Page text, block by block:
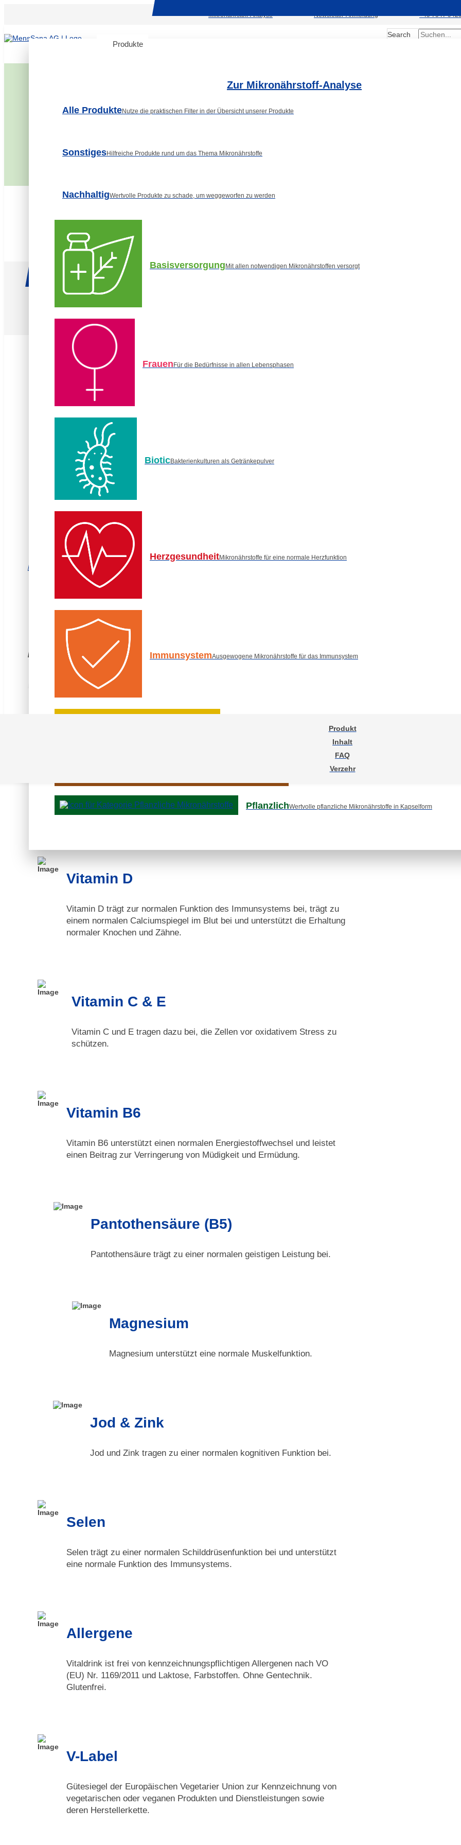
Mikronährstoff-Analyse Newsletter-Anmeldung +49 7947
Produkte
Search
Vitaldrink (500 ml)
21,45 €
42,90 € / l
Leckerer Saft mit erfrischendem Orangengeschmack
Aus 2 wird 1: der Vitaldrink Erwachsene und der Vitaldrink Kinder sind nun als
Günstige Basisversorgung mit allen wichtigen Vitaminen und Mineralstoffen
Vitamin D trägt zur normalen Funktion des Immunsystems bei, trägt zu einem
normalen Calciumspiegel im Blut bei und unterstützt die Erhaltung normaler
Knochen und Zähne.
Für eine vegane Ernährung geeignet (V-Label)
Tagesdosis für Erwachsene 30 ml und für Kinder ab 4 Jahren 10 ml (nach vier
Wochen kann auch auf die halbe Tagesdosis zur Dauereinnahme reduziert
werden)
In den Warenkorb
Hier bestellen, noch heute erhalten. Direkt in meiner Apotheke vor Ort.
In der Apotheke bestellen
Artikel merken
Produkt
Inhalt
FAQ
Verzehr
Inhaltsstoffe
Vitamin D
Vitamin D trägt zur normalen Funktion des Immunsystems bei, trägt zu
einem normalen Calciumspiegel im Blut bei und unterstützt die Erhaltung
normaler Knochen und Zähne.
Vitamin C & E
Vitamin C und E tragen dazu bei, die Zellen vor oxidativem Stress zu
schützen.
Vitamin B6
Vitamin B6 unterstützt einen normalen Energiestoffwechsel und leistet
einen Beitrag zur Verringerung von Müdigkeit und Ermüdung.
Pantothensäure (B5)
Pantothensäure trägt zu einer normalen geistigen Leistung bei.
Magnesium
Magnesium unterstützt eine normale Muskelfunktion.
Jod & Zink
Jod und Zink tragen zu einer normalen kognitiven Funktion bei.
Selen
Selen trägt zu einer normalen Schilddrüsenfunktion bei und unterstützt
eine normale Funktion des Immunsystems.
Allergene
Vitaldrink ist frei von kennzeichnungspflichtigen Allergenen nach VO
(EU) Nr. 1169/2011 und Laktose, Farbstoffen. Ohne Gentechnik.
Glutenfrei.
V-Label
Gütesiegel der Europäischen Vegetarier Union zur Kennzeichnung von
vegetarischen oder veganen Produkten und Dienstleistungen sowie
deren Herstellerkette.
Zur Mikronährstoff-Analyse
Alle ProdukteNutze die praktischen Filter in der Übersicht unserer Produkte
SonstigesHilfreiche Produkte rund um das Thema Mikronährstoffe
NachhaltigWertvolle Produkte zu schade, um weggeworfen zu werden
BasisversorgungMit allen notwendigen Mikronährstoffen versorgt
FrauenFür die Bedürfnisse in allen Lebensphasen
BioticBakterienkulturen als Getränkepulver
HerzgesundheitMikronährstoffe für eine normale Herzfunktion
ImmunsystemAusgewogene Mikronährstoffe für das Immunsystem
Nerven / Gehirn
PflanzlichWertvolle pflanzliche Mikronährstoffe in Kapselform